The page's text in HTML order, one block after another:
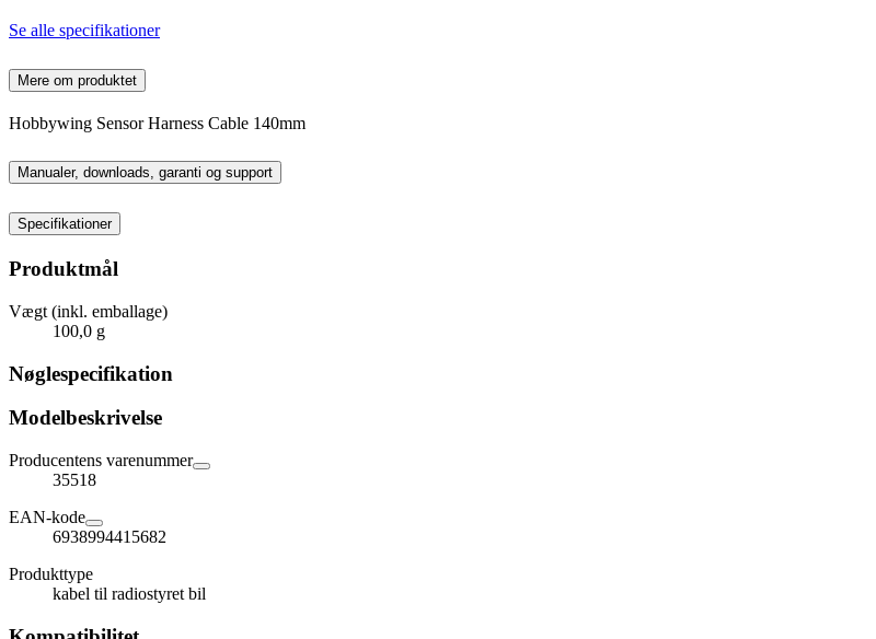
Se alle specifikationer
Mere om produktet
Hobbywing Sensor Harness Cable 140mm
Manualer, downloads, garanti og support
Specifikationer
Produktmål
Vægt (inkl. emballage)
100,0 g
Nøglespecifikation
Modelbeskrivelse
Producentens varenummer
35518
EAN-kode
6938994415682
Produkttype
kabel til radiostyret bil